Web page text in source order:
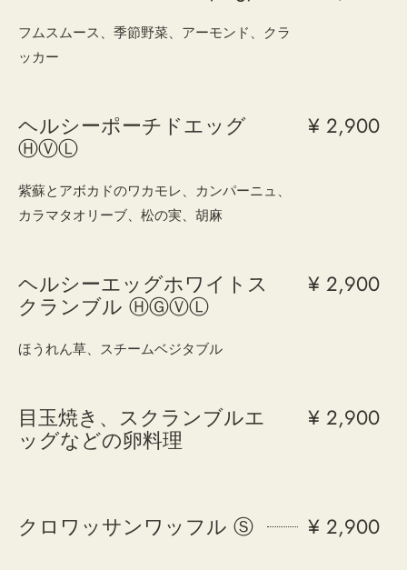
フムスムース、季節野菜、アーモンド、クラ
ッカー
ヘルシーポーチドエッグ
ⒽⓋⓁ
¥ 2,900
紫蘇とアボカドのワカモレ、カンパーニュ、
カラマタオリーブ、松の実、胡麻
ヘルシーエッグホワイトス
クランブル ⒽⒼⓋⓁ
¥ 2,900
ほうれん草、スチームベジタブル
目玉焼き、スクランブルエ
ッグなどの卵料理
¥ 2,900
クロワッサンワッフル Ⓢ ¥ 2,900